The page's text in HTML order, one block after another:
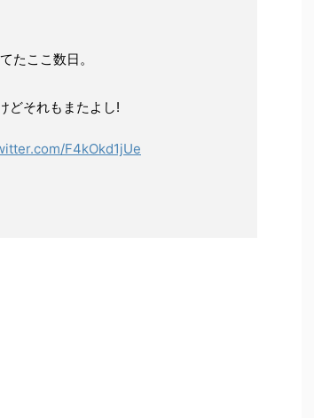
たここ数日。
どそれもまたよし!
F4kOkd1jUe